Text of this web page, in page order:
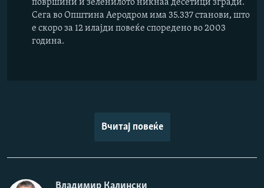
површини и зеленилото никнаа десетици згради.
Сега во Општина Аеродром има 35.337 станови, што
е скоро за 12 илајди повеќе споредено во 2003
година.
Вчитај повеќе